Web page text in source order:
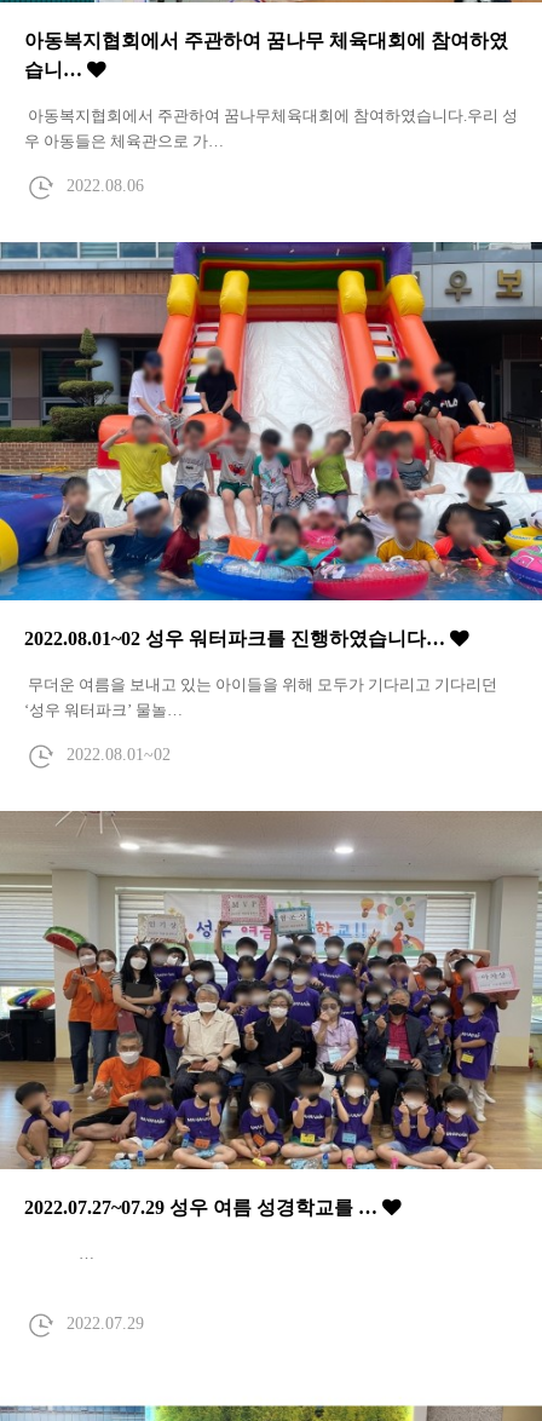
아동복지협회에서 주관하여 꿈나무 체육대회에 참여하였
습니…
아동복지협회에서 주관하여 꿈나무체육대회에 참여하였습니다.우리 성
우 아동들은 체육관으로 가…
2022.08.06
2022.08.01~02 성우 워터파크를 진행하였습니다…
무더운 여름을 보내고 있는 아이들을 위해 모두가 기다리고 기다리던
‘성우 워터파크’ 물놀…
2022.08.01~02
2022.07.27~07.29 성우 여름 성경학교를 …
2022.07.29